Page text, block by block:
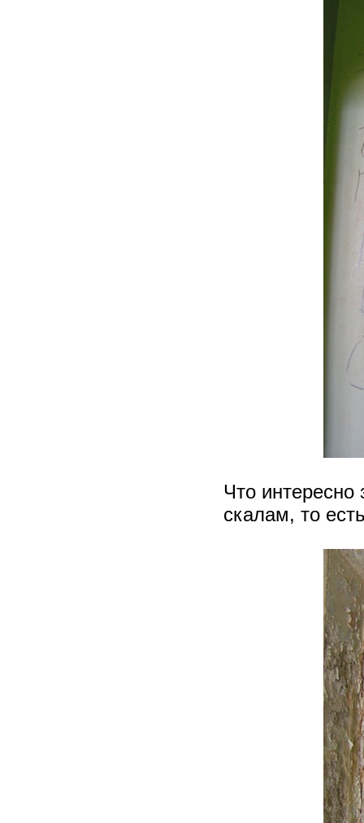
Что интересно
скалам, то